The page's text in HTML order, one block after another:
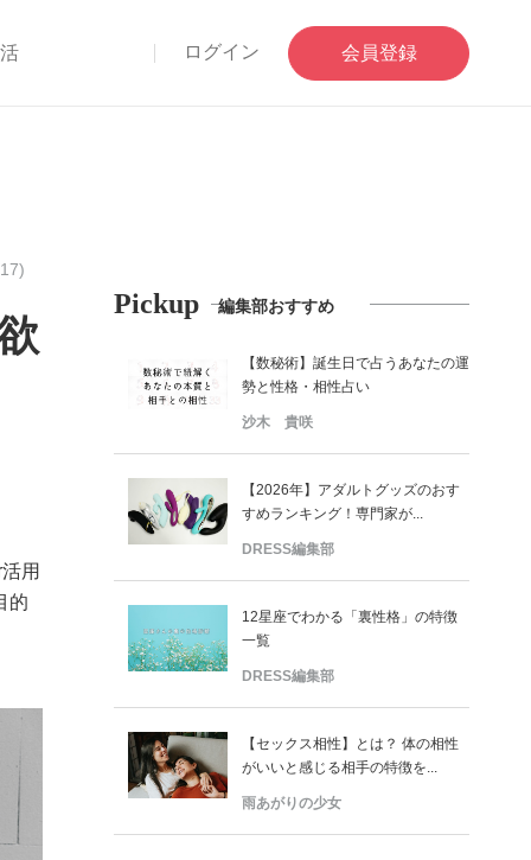
ログイン 会員登録
用
的
Pickup 編集部おすすめ
【数秘術】誕生日で占うあなたの運
勢と性格・相性占い
沙木 貴咲
【2026年】アダルトグッズのおす
すめランキング！専門家が...
DRESS編集部
12星座でわかる「裏性格」の特徴
一覧
DRESS編集部
【セックス相性】とは？ 体の相性
がいいと感じる相手の特徴を...
雨あがりの少女